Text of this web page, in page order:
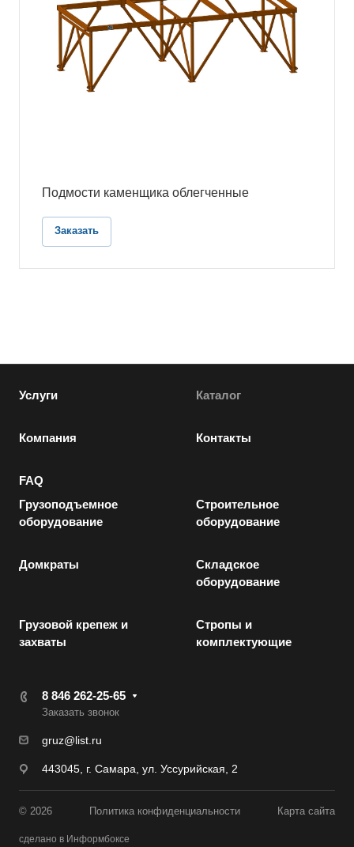
Подмости каменщика облегченные
Заказать
Услуги Каталог
Компания Контакты
FAQ
Грузоподъемное
оборудование
Строительное
оборудование
Домкраты
Складское
оборудование
Грузовой крепеж и
захваты
Стропы и
комплектующие
8 846 262-25-65
Заказать звонок
gruz@list.ru
443045, г. Самара, ул. Уссурийская, 2
© 2026 Политика конфиденциальности Карта сайта
сделано в Информбоксе